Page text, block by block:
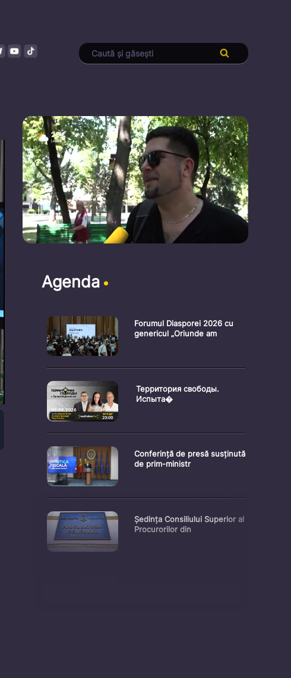
Agenda
Forumul Diasporei 2026 cu
genericul „Oriunde am
Территория свободы.
Испыта�
Conferință de presă susținută
de prim-ministr
Ședința Consiliului Superior al
Procurorilor din